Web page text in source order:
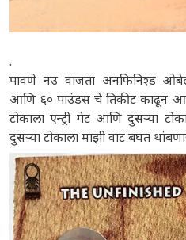
.
पावणे नउ वाजता अनफिनिश्ड
आणि ६० पाउंडस चे तिकीट काढून
टोकाला एन्ट्री गेट आणि दुसऱ्या
दुसऱ्या टोकाला माझी वाट बघत